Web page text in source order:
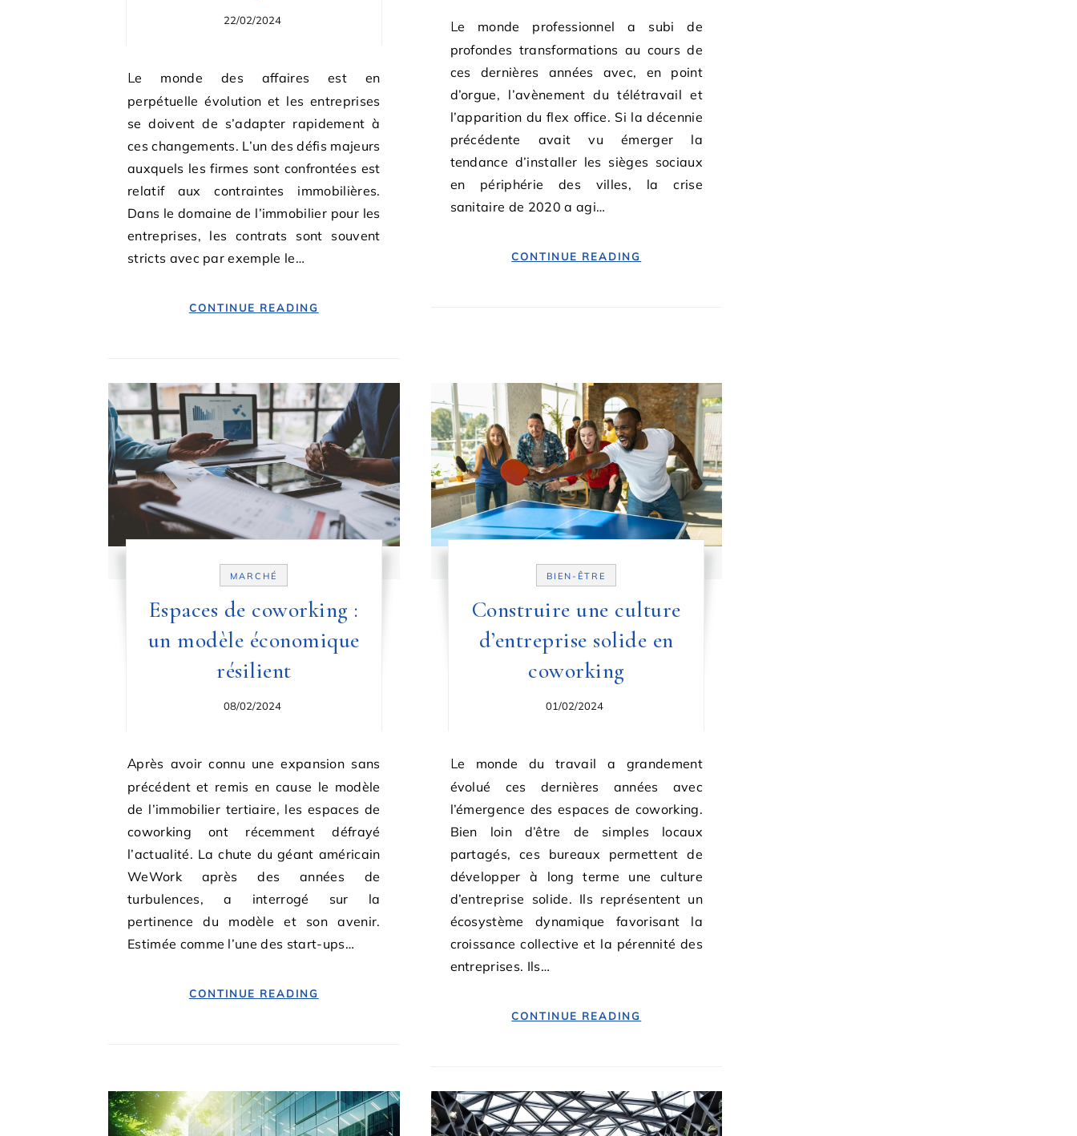
22/02/2024
Le monde des affaires est en
perpétuelle évolution et les entreprises
se doivent de s’adapter rapidement à
ces changements. L’un des défis majeurs
auxquels les firmes sont confrontées est
relatif aux contraintes immobilières.
Dans le domaine de l’immobilier pour les
entreprises, les contrats sont souvent
stricts avec par exemple le…
CONTINUE READING
Le monde professionnel a subi de
profondes transformations au cours de
ces dernières années avec, en point
d’orgue, l’avènement du télétravail et
l’apparition du flex office. Si la décennie
précédente avait vu émerger la
tendance d’installer les sièges sociaux
en périphérie des villes, la crise
sanitaire de 2020 a agi…
CONTINUE READING
MARCHÉ
Espaces de coworking :
un modèle économique
résilient
08/02/2024
Après avoir connu une expansion sans
précédent et remis en cause le modèle
de l’immobilier tertiaire, les espaces de
coworking ont récemment défrayé
l’actualité. La chute du géant américain
WeWork après des années de
turbulences, a interrogé sur la
pertinence du modèle et son avenir.
Estimée comme l’une des start-ups…
CONTINUE READING
BIEN-ÊTRE
Construire une culture
d’entreprise solide en
coworking
01/02/2024
Le monde du travail a grandement
évolué ces dernières années avec
l’émergence des espaces de coworking.
Bien loin d’être de simples locaux
partagés, ces bureaux permettent de
développer à long terme une culture
d’entreprise solide. Ils représentent un
écosystème dynamique favorisant la
croissance collective et la pérennité des
entreprises. Ils…
CONTINUE READING